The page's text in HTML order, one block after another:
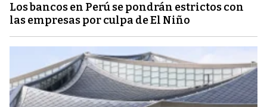
Los bancos en Perú se pondrán estrictos con
las empresas por culpa de El Niño